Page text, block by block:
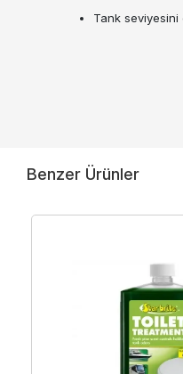
Tank seviyesini
Benzer Ürünler